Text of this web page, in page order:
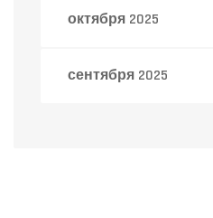
октября 2025
сентября 2025